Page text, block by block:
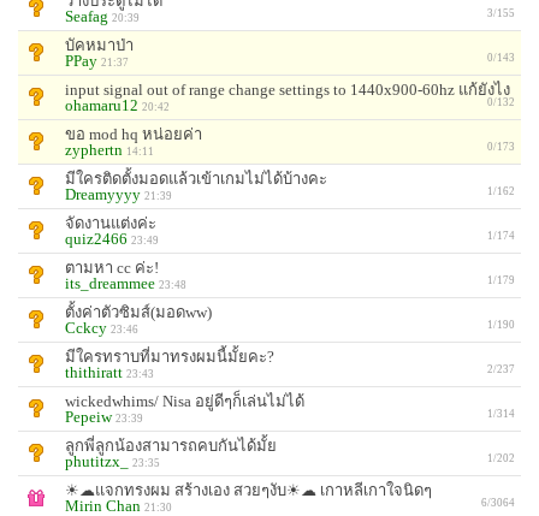
Seafag 20:39 3/155
บัคหมาป่า
PPay 21:37 0/143
input signal out of range change settings to 1440x900-60hz แก้ยังไง
ohamaru12 20:42 0/132
ขอ mod hq หน่อยค่า
zyphertn 14:11 0/173
มีใครติดตั้งมอดแล้วเข้าเกมไม่ได้บ้างคะ
Dreamyyyy 21:39 1/162
จัดงานแต่งค่ะ
quiz2466 23:49 1/174
ตามหา cc ค่ะ!
its_dreammee 23:48 1/179
ตั้งค่าตัวซิมส์(มอดww)
Cckcy 23:46 1/190
มีใครทราบที่มาทรงผมนี้มั้ยคะ?
thithiratt 23:43 2/237
wickedwhims/ Nisa อยู่ดีๆก็เล่นไม่ได้
Pepeiw 23:39 1/314
ลูกพี่ลูกน้องสามารถคบกันได้มั้ย
phutitzx_
23:35 1/202
☀☁แจกทรงผม สร้างเอง สวยๆงับ☀☁ เกาหลีเกาใจนิดๆ
Mirin Chan 21:30 6/3064